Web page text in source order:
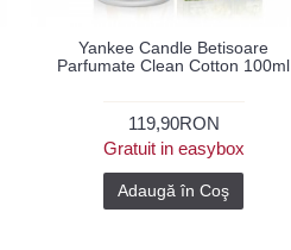
Yankee Candle Betisoare
Parfumate Clean Cotton 100ml
119,90RON
Gratuit in easybox
Adaugă în Coş